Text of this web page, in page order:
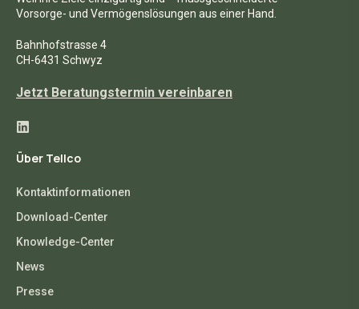
Vorsorge- und Vermögenslösungen aus einer Hand.
Bahnhofstrasse 4
CH-6431 Schwyz
Jetzt Beratungstermin vereinbaren
Über Tellco
Kontaktinformationen
Download-Center
Knowledge-Center
News
Presse